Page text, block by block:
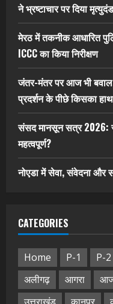
ने भ्रष्टाचार पर द‍िया
मेरठ में तकनीक आधारित
ICCC का किया निरीक्षण
जंतर-मंतर पर आज भी
प्रदर्शन के पीछे किसका
संसद मानसून सत्र 2026:
महत्वपूर्ण?
नोएडा में सेवा, संवेदना और
CATEGORIES
Home P-1 P-2
अलीगढ़
आगरा